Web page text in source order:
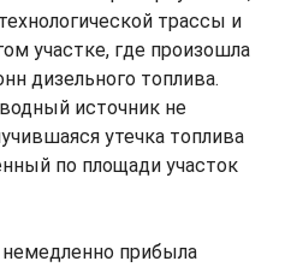
трассы и
участке, где произошла
дизельного топлива.
источник не
утечка топлива
по площади участок
прибыла